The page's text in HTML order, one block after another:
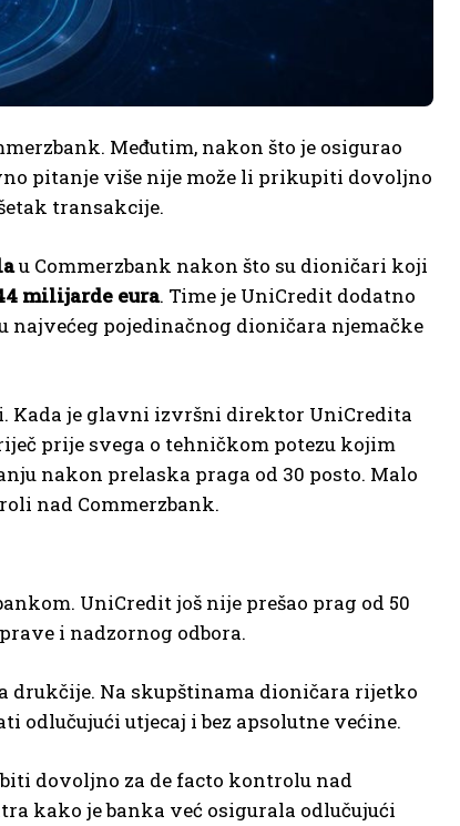
Međutim, nakon što je osigurao
pitanje više nije može li prikupiti dovoljno
transakcije.
u Commerzbank nakon što su dioničari koji
milijarde eura. Time je UniCredit dodatno
najvećeg pojedinačnog dioničara njemačke
Kada je glavni izvršni direktor UniCredita
prije svega o tehničkom potezu kojim
nakon prelaska praga od 30 posto. Malo
nad Commerzbank.
UniCredit još nije prešao prag od 50
i nadzornog odbora.
drukčije. Na skupštinama dioničara rijetko
utjecaj i bez apsolutne većine.
dovoljno za de facto kontrolu nad
kako je banka već osigurala odlučujući